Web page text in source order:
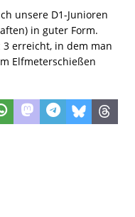
unsere D1-Junioren
in guter Form.
erreicht, in dem man
Elfmeterschießen